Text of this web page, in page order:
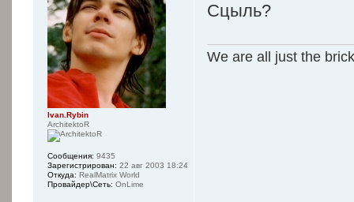
Сцыль?
We are all just the
Ivan.Rybin
ArchitektoR
Сообщения: 9435
Зарегистрирован: 22 авг 2003 18:24
Откуда: RealMatrix World
Провайдер\Сеть: OnLime